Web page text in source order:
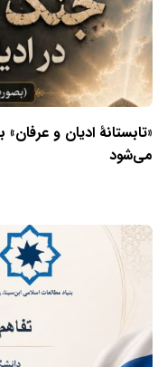
«تابستانهٔ ادیان و
می‌شود